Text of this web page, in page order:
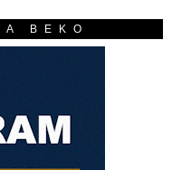
BEKO